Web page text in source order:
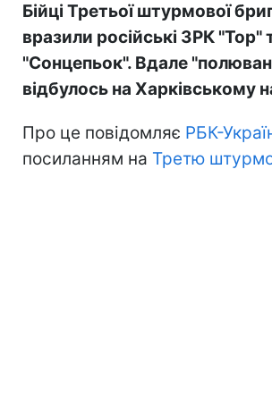
Бійці Третьої штурмової
вразили російські ЗРК
"Сонцепьок". Вдале
відбулось на Харківському
Про це повідомляє РБК-
посиланням на Третю